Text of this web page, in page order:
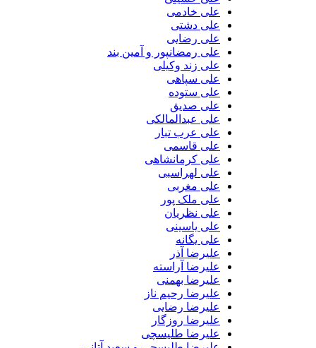
علی خادمی
علی دشتی
علی رضایی
علی رمضانپور و آمین بند
علی زند وکیلی
علی سپاهی
علی ستوده
علی صدیق
علی عبدالمالکی
علی عرب تبار
علی قاسمی
علی کرمانشاهی
علی لهراسبی
علی مغربی
علی ملک پور
علی نظریان
علی یاسینی
علی یگانه
علیرضا آذر
علیرضا آراسته
علیرضا بهمنی
علیرضا رحیم ناز
علیرضا رضایی
علیرضا روزگار
علیرضا طلیسچی